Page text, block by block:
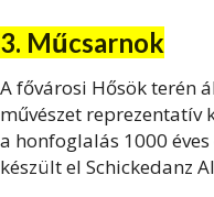
3. Műcsarnok
A fővárosi Hősök terén
művészet reprezentatív
a honfoglalás 1000
készült el Schickedanz